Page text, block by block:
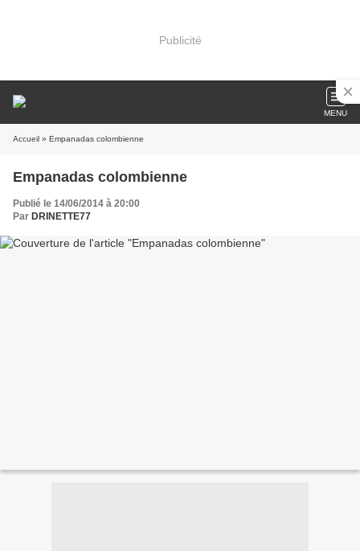
Publicité
MENU
Accueil » Empanadas colombienne
Empanadas colombienne
Publié le 14/06/2014 à 20:00
Par DRINETTE77